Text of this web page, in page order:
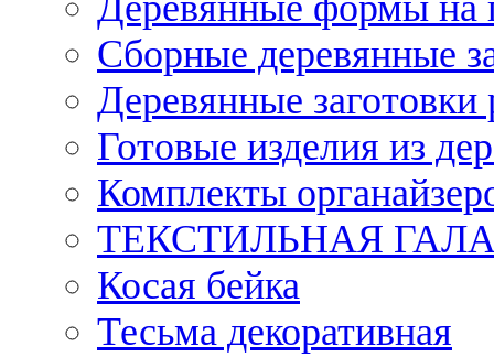
Сборные деревянные
Деревянные заготовки
Готовые изделия из
Комплекты
ТЕКСТИЛЬНАЯ
Косая бейка
Тесьма декоративная